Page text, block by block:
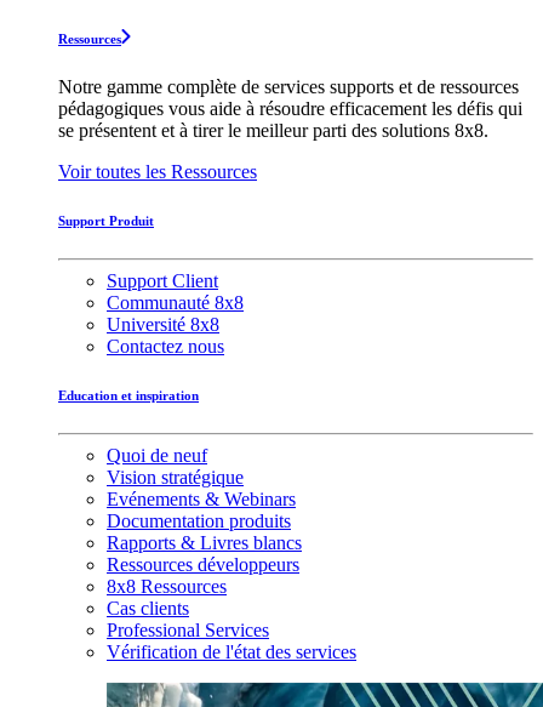
Ressources
Notre gamme complète de services supports et de ressources
pédagogiques vous aide à résoudre efficacement les défis qui
se présentent et à tirer le meilleur parti des solutions 8x8.
Voir toutes les Ressources
Support Produit
Support Client
Communauté 8x8
Université 8x8
Contactez nous
Education et inspiration
Quoi de neuf
Vision stratégique
Evénements & Webinars
Documentation produits
Rapports & Livres blancs
Ressources développeurs
8x8 Ressources
Cas clients
Professional Services
Vérification de l'état des services